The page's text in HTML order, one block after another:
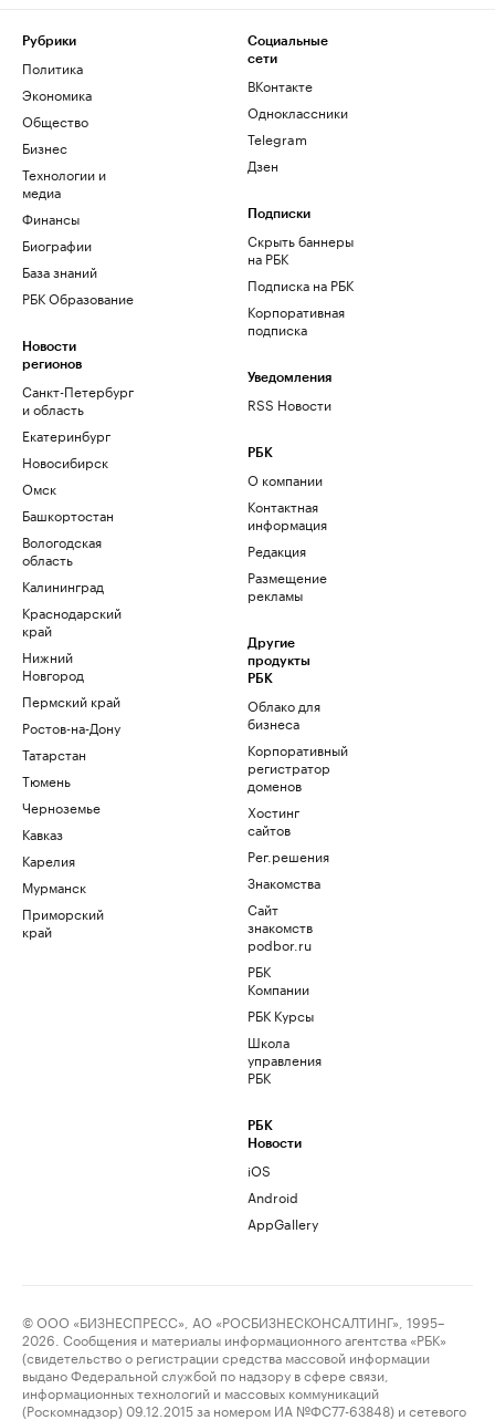
Рубрики
Политика
Экономика
Общество
Бизнес
Технологии и
медиа
Финансы
Биографии
База знаний
РБК Образование
Новости
регионов
Санкт-Петербург
и область
Екатеринбург
Новосибирск
Омск
Башкортостан
Вологодская
область
Калининград
Краснодарский
край
Нижний
Новгород
Пермский край
Ростов-на-Дону
Татарстан
Тюмень
Черноземье
Кавказ
Карелия
Мурманск
Приморский
край
Социальные
сети
ВКонтакте
Одноклассники
Telegram
Дзен
Подписки
Скрыть баннеры
на РБК
Подписка на РБК
Корпоративная
подписка
Уведомления
RSS Новости
РБК
О компании
Контактная
информация
Редакция
Размещение
рекламы
Другие
продукты
РБК
Облако для
бизнеса
Корпоративный
регистратор
доменов
Хостинг
сайтов
Рег.решения
Знакомства
Сайт
знакомств
podbor.ru
РБК
Компании
РБК Курсы
Школа
управления
РБК
РБК
Новости
iOS
Android
AppGallery
© ООО «БИЗНЕСПРЕСС», АО «РОСБИЗНЕСКОНСАЛТИНГ», 1995–
2026. Сообщения и материалы информационного агентства «РБК»
(свидетельство о регистрации средства массовой информации
выдано Федеральной службой по надзору в сфере связи,
информационных технологий и массовых коммуникаций
(Роскомнадзор) 09.12.2015 за номером ИА №ФС77-63848) и сетевого